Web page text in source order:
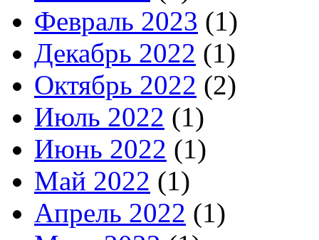
Февраль 2023 (1)
Декабрь 2022 (1)
Октябрь 2022 (2)
Июль 2022 (1)
Июнь 2022 (1)
Май 2022 (1)
Апрель 2022 (1)